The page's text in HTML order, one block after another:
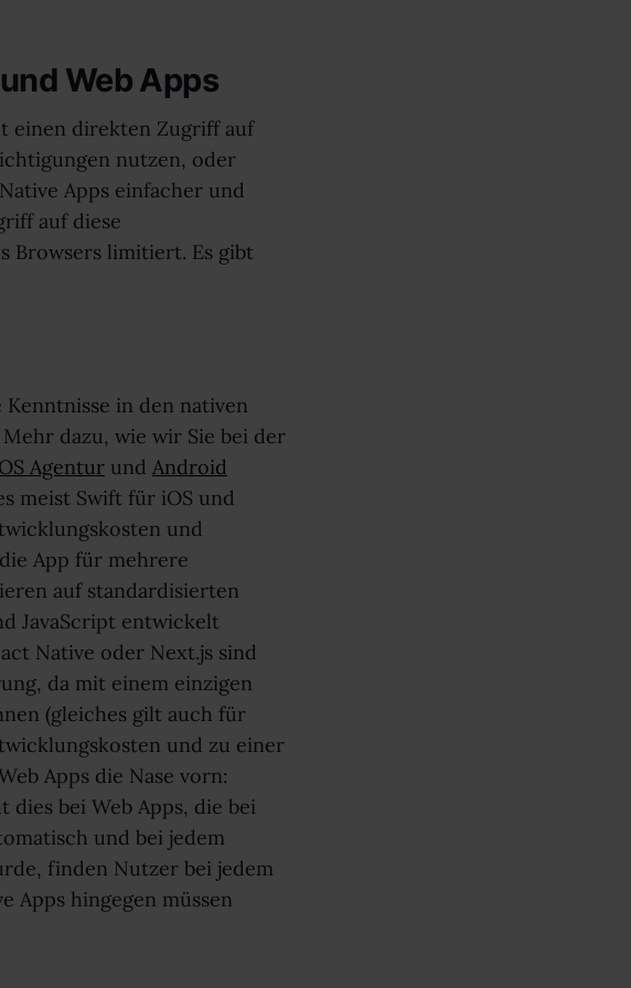
Web Apps
einen direkten Zugriff auf
nutzen, oder
Apps einfacher und
auf diese
Browsers limitiert. Es gibt
in den nativen
dazu, wie wir Sie bei der
Agentur und Android
meist Swift für iOS und
und
App für mehrere
auf standardisierten
JavaScript entwickelt
Native oder Next.js sind
da mit einem einzigen
(gleiches gilt auch für
und zu einer
Apps die Nase vorn:
bei Web Apps, die bei
und bei jedem
finden Nutzer bei jedem
Apps hingegen müssen